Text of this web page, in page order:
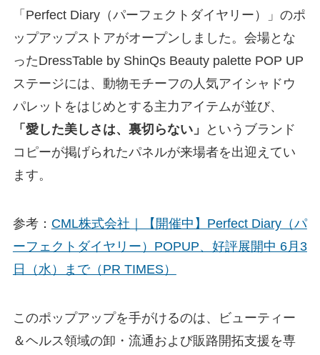
「Perfect Diary（パーフェクトダイヤリー）」のポ
ップアップストアがオープンしました。会場とな
ったDressTable by ShinQs Beauty palette POP UP
ステージには、動物モチーフの人気アイシャドウ
パレットをはじめとする主力アイテムが並び、
「愛した美しさは、裏切らない」
というブランド
コピーが掲げられたパネルが来場者を出迎えてい
ます。
参考： CML株式会社｜【開催中】Perfect Diary（パ
ーフェクトダイヤリー）POPUP、好評展開中 6月3
日（水）まで（PR TIMES）
このポップアップを手がけるのは、ビューティー
＆ヘルス領域の卸・流通および販路開拓支援を専